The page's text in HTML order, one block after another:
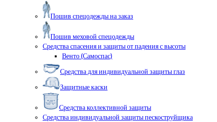
Пошив спецодежды на заказ
Пошив меховой спецодежды
Средства спасения и защиты от падения с высоты
Венто (Самоспас)
Средства для индивидуальной защиты глаз
Защитные каски
Средства коллективной защиты
Средства индивидуальной защиты пескоструйщика